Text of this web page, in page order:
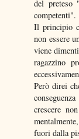
del preteso
competenti".
Il principio
non essere
viene
ragazzino
Però direi
crescere
fuori dalla